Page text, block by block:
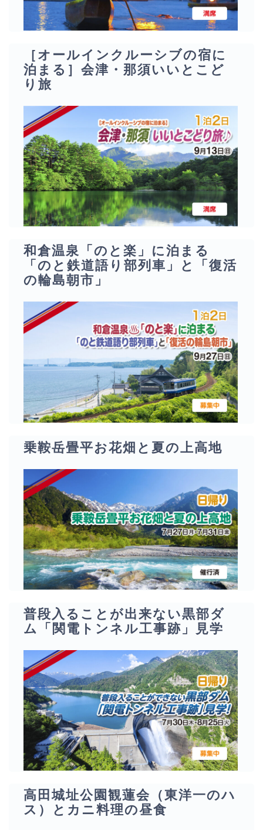
［オールインクルーシブの宿に
泊まる］会津・那須いいとこど
り旅
和倉温泉「のと楽」に泊まる
「のと鉄道語り部列車」と「復活
の輪島朝市」
乗鞍岳畳平お花畑と夏の上高地
普段入ることが出来ない黒部ダ
ム「関電トンネル工事跡」見学
高田城址公園観蓮会（東洋一のハ
ス）とカニ料理の昼食